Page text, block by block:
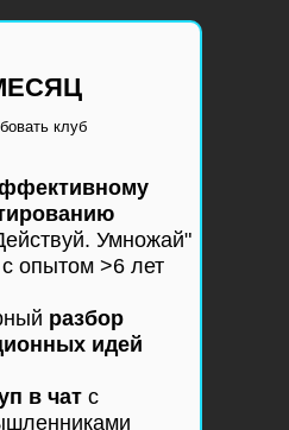
Умножай"
с опытом >6 лет
разбор
идей
в чат с
клуб